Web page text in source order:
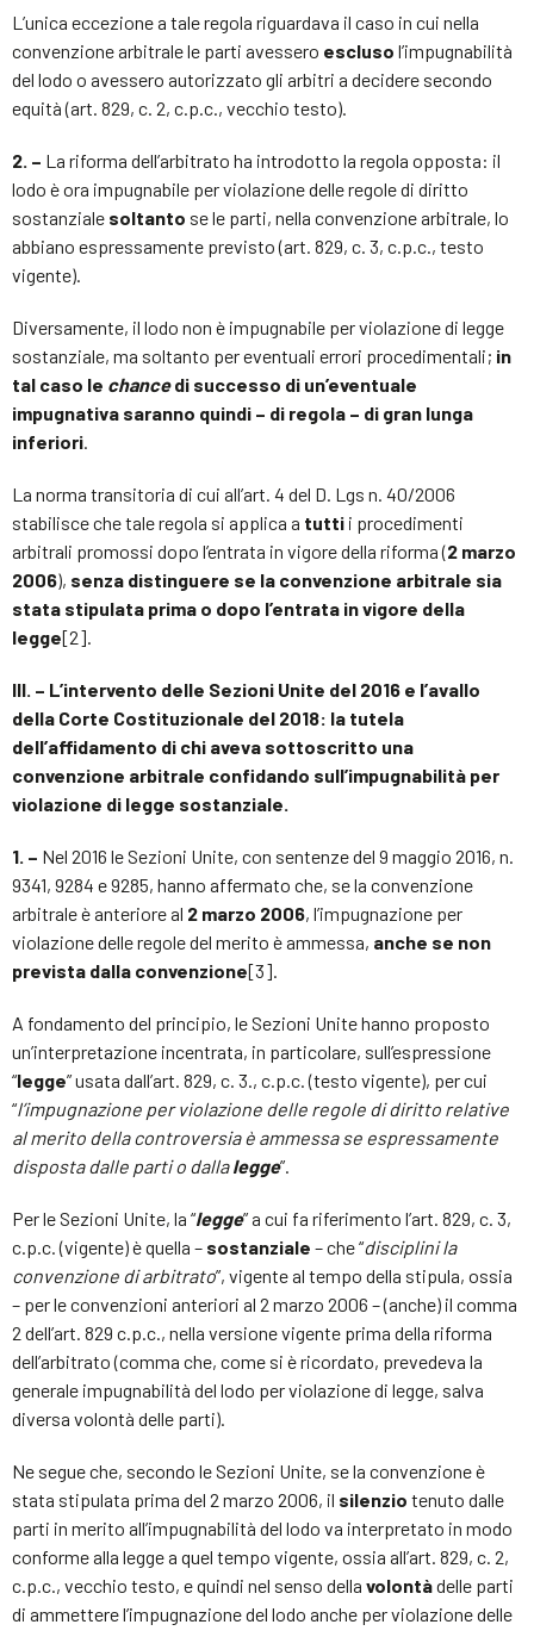
L’unica eccezione a tale regola riguardava il caso in cui nella
convenzione arbitrale le parti avessero escluso l’impugnabilità
del lodo o avessero autorizzato gli arbitri a decidere secondo
equità (art. 829, c. 2, c.p.c., vecchio testo).
2. – La riforma dell’arbitrato ha introdotto la regola opposta: il
lodo è ora impugnabile per violazione delle regole di diritto
sostanziale soltanto se le parti, nella convenzione arbitrale, lo
abbiano espressamente previsto (art. 829, c. 3, c.p.c., testo
vigente).
Diversamente, il lodo non è impugnabile per violazione di legge
sostanziale, ma soltanto per eventuali errori procedimentali; in
tal caso le chancedi successo di un’eventuale
impugnativa saranno quindi – di regola – di gran lunga
inferiori.
La norma transitoria di cui all’art. 4 del D. Lgs n. 40/2006
stabilisce che tale regola si applica a tutti i procedimenti
arbitrali promossi dopo l’entrata in vigore della riforma (2 marzo
2006), senza distinguere se la convenzione arbitrale sia
stata stipulata prima o dopo l’entrata in vigore della
legge[2].
III. – L’intervento delle Sezioni Unite del 2016 e l’avallo
della Corte Costituzionale del 2018: la tutela
dell’affidamento di chi aveva sottoscritto una
convenzione arbitrale confidando sull’impugnabilità per
violazione di legge sostanziale.
1. – Nel 2016 le Sezioni Unite, con sentenze del 9 maggio 2016, n.
9341, 9284 e 9285, hanno affermato che, se la convenzione
arbitrale è anteriore al 2 marzo 2006, l’impugnazione per
violazione delle regole del merito è ammessa, anche se non
prevista dalla convenzione[3].
A fondamento del principio, le Sezioni Unite hanno proposto
un’interpretazione incentrata, in particolare, sull’espressione
“legge” usata dall’art. 829, c. 3., c.p.c. (testo vigente), per cui
“l’impugnazione per violazione delle regole di diritto relative
al merito della controversia è ammessa se espressamente
disposta dalle parti o dallalegge”.
Per le Sezioni Unite, la “legge” a cui fa riferimento l’art. 829, c. 3,
c.p.c. (vigente) è quella – sostanziale – che “disciplini la
convenzione di arbitrato”, vigente al tempo della stipula, ossia
– per le convenzioni anteriori al 2 marzo 2006 – (anche) il comma
2 dell’art. 829 c.p.c., nella versione vigente prima della riforma
dell’arbitrato (comma che, come si è ricordato, prevedeva la
generale impugnabilità del lodo per violazione di legge, salva
diversa volontà delle parti).
Ne segue che, secondo le Sezioni Unite, se la convenzione è
stata stipulata prima del 2 marzo 2006, il silenzio tenuto dalle
parti in merito all’impugnabilità del lodo va interpretato in modo
conforme alla legge a quel tempo vigente, ossia all’art. 829, c. 2,
c.p.c., vecchio testo, e quindi nel senso della volontàdelle parti
di ammettere l’impugnazione del lodo anche per violazione delle